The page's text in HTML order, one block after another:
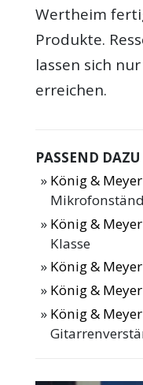
Wertheim
Produkte.
lassen sich
erreichen.
PASSEND DAZU
König &
König &
Klasse
König &
König &
König &